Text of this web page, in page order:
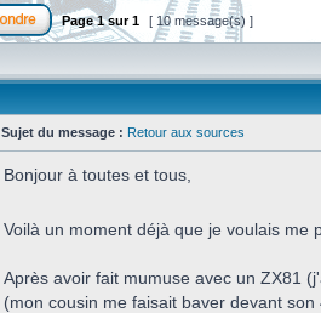
Page1sur1 [ 10 message(s) ]
Sujet du message : Retour aux sources
Bonjour à toutes et tous,
Voilà un moment déjà que je voulais me
Après avoir fait mumuse avec un ZX81
(mon cousin me faisait baver devant